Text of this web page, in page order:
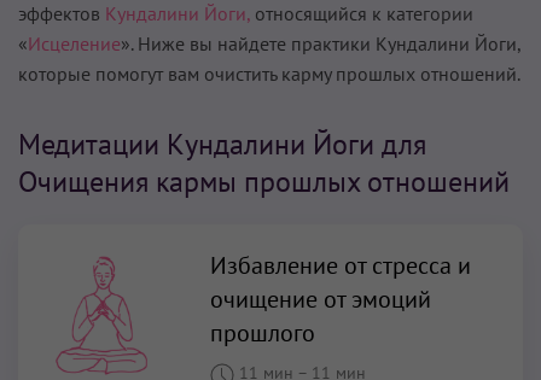
эффектов Кундалини Йоги, относящийся к категории
«Исцеление». Ниже вы найдете практики Кундалини Йоги,
которые помогут вам очистить карму прошлых отношений.
Медитации Кундалини Йоги для
Очищения кармы прошлых отношений
Избавление от стресса и
очищение от эмоций
прошлого
11 мин – 11 мин